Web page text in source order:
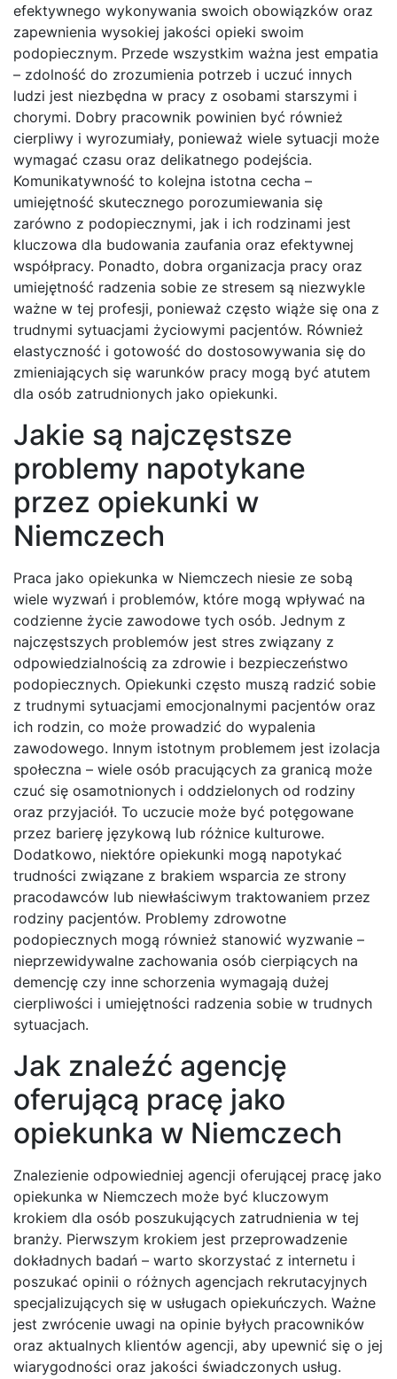
efektywnego wykonywania swoich obowiązków oraz
zapewnienia wysokiej jakości opieki swoim
podopiecznym. Przede wszystkim ważna jest empatia
– zdolność do zrozumienia potrzeb i uczuć innych
ludzi jest niezbędna w pracy z osobami starszymi i
chorymi. Dobry pracownik powinien być również
cierpliwy i wyrozumiały, ponieważ wiele sytuacji może
wymagać czasu oraz delikatnego podejścia.
Komunikatywność to kolejna istotna cecha –
umiejętność skutecznego porozumiewania się
zarówno z podopiecznymi, jak i ich rodzinami jest
kluczowa dla budowania zaufania oraz efektywnej
współpracy. Ponadto, dobra organizacja pracy oraz
umiejętność radzenia sobie ze stresem są niezwykle
ważne w tej profesji, ponieważ często wiąże się ona z
trudnymi sytuacjami życiowymi pacjentów. Również
elastyczność i gotowość do dostosowywania się do
zmieniających się warunków pracy mogą być atutem
dla osób zatrudnionych jako opiekunki.
Jakie są najczęstsze
problemy napotykane
przez opiekunki w
Niemczech
Praca jako opiekunka w Niemczech niesie ze sobą
wiele wyzwań i problemów, które mogą wpływać na
codzienne życie zawodowe tych osób. Jednym z
najczęstszych problemów jest stres związany z
odpowiedzialnością za zdrowie i bezpieczeństwo
podopiecznych. Opiekunki często muszą radzić sobie
z trudnymi sytuacjami emocjonalnymi pacjentów oraz
ich rodzin, co może prowadzić do wypalenia
zawodowego. Innym istotnym problemem jest izolacja
społeczna – wiele osób pracujących za granicą może
czuć się osamotnionych i oddzielonych od rodziny
oraz przyjaciół. To uczucie może być potęgowane
przez barierę językową lub różnice kulturowe.
Dodatkowo, niektóre opiekunki mogą napotykać
trudności związane z brakiem wsparcia ze strony
pracodawców lub niewłaściwym traktowaniem przez
rodziny pacjentów. Problemy zdrowotne
podopiecznych mogą również stanowić wyzwanie –
nieprzewidywalne zachowania osób cierpiących na
demencję czy inne schorzenia wymagają dużej
cierpliwości i umiejętności radzenia sobie w trudnych
sytuacjach.
Jak znaleźć agencję
oferującą pracę jako
opiekunka w Niemczech
Znalezienie odpowiedniej agencji oferującej pracę jako
opiekunka w Niemczech może być kluczowym
krokiem dla osób poszukujących zatrudnienia w tej
branży. Pierwszym krokiem jest przeprowadzenie
dokładnych badań – warto skorzystać z internetu i
poszukać opinii o różnych agencjach rekrutacyjnych
specjalizujących się w usługach opiekuńczych. Ważne
jest zwrócenie uwagi na opinie byłych pracowników
oraz aktualnych klientów agencji, aby upewnić się o jej
wiarygodności oraz jakości świadczonych usług.